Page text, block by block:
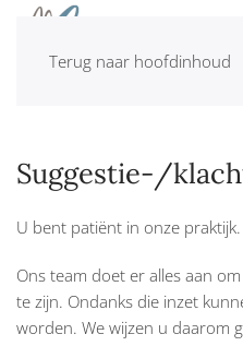
Terug naar hoofdinhoud
Suggestie-/
U bent patiënt in onze praktijk.
Ons team doet er alles aan
te zijn. Ondanks die inzet
worden. We wijzen u daarom